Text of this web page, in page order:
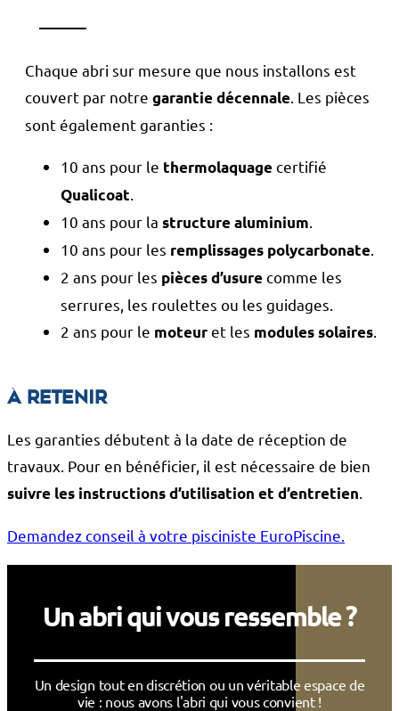
Chaque abri sur mesure que nous installons est
couvert par notre garantie décennale . Les pièces
sont également garanties :
10 ans pour le thermolaquagecertifié
Qualicoat
10 ans pour la structure aluminium
10 ans pour les remplissages polycarbonate
2 ans pour les pièces d’usurecomme les
serrures, les roulettes ou les guidages.
2 ans pour le moteuret les modules solaires
À retenir
Les garanties débutent à la date de réception de
travaux. Pour en bénéficier, il est nécessaire de bien
suivre les instructions d’utilisation et d’entretien
Demandez conseil à votre pisciniste EuroPiscine.
Un abri qui vous ressemble ?
Un design tout en discrétion ou un véritable espace de
vie : nous avons l'abri qui vous convient !